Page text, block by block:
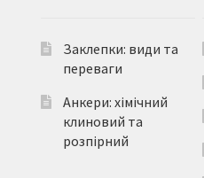
Заклепки: види та
переваги
Анкери: хімічний
клиновий та
розпірний